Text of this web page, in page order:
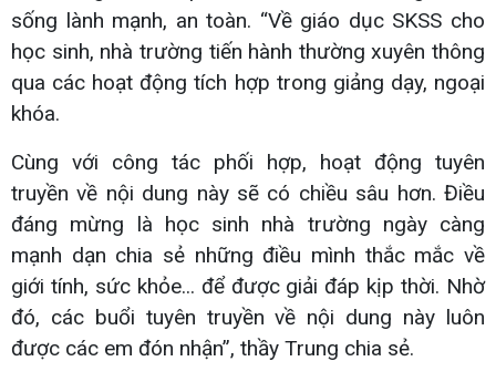
sống lành mạnh, an toàn. “Về giáo dục SKSS cho
học sinh, nhà trường tiến hành thường xuyên thông
qua các hoạt động tích hợp trong giảng dạy, ngoại
khóa.
Cùng với công tác phối hợp, hoạt động tuyên
truyền về nội dung này sẽ có chiều sâu hơn. Điều
đáng mừng là học sinh nhà trường ngày càng
mạnh dạn chia sẻ những điều mình thắc mắc về
giới tính, sức khỏe... để được giải đáp kịp thời. Nhờ
đó, các buổi tuyên truyền về nội dung này luôn
được các em đón nhận”, thầy Trung chia sẻ.